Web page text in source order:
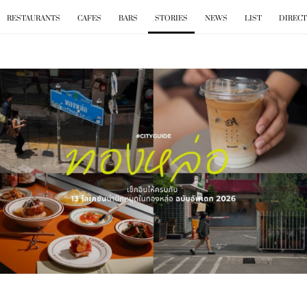
BKK .EAT
RESTAURANTS CAFES BARS STORIES NEWS LIST